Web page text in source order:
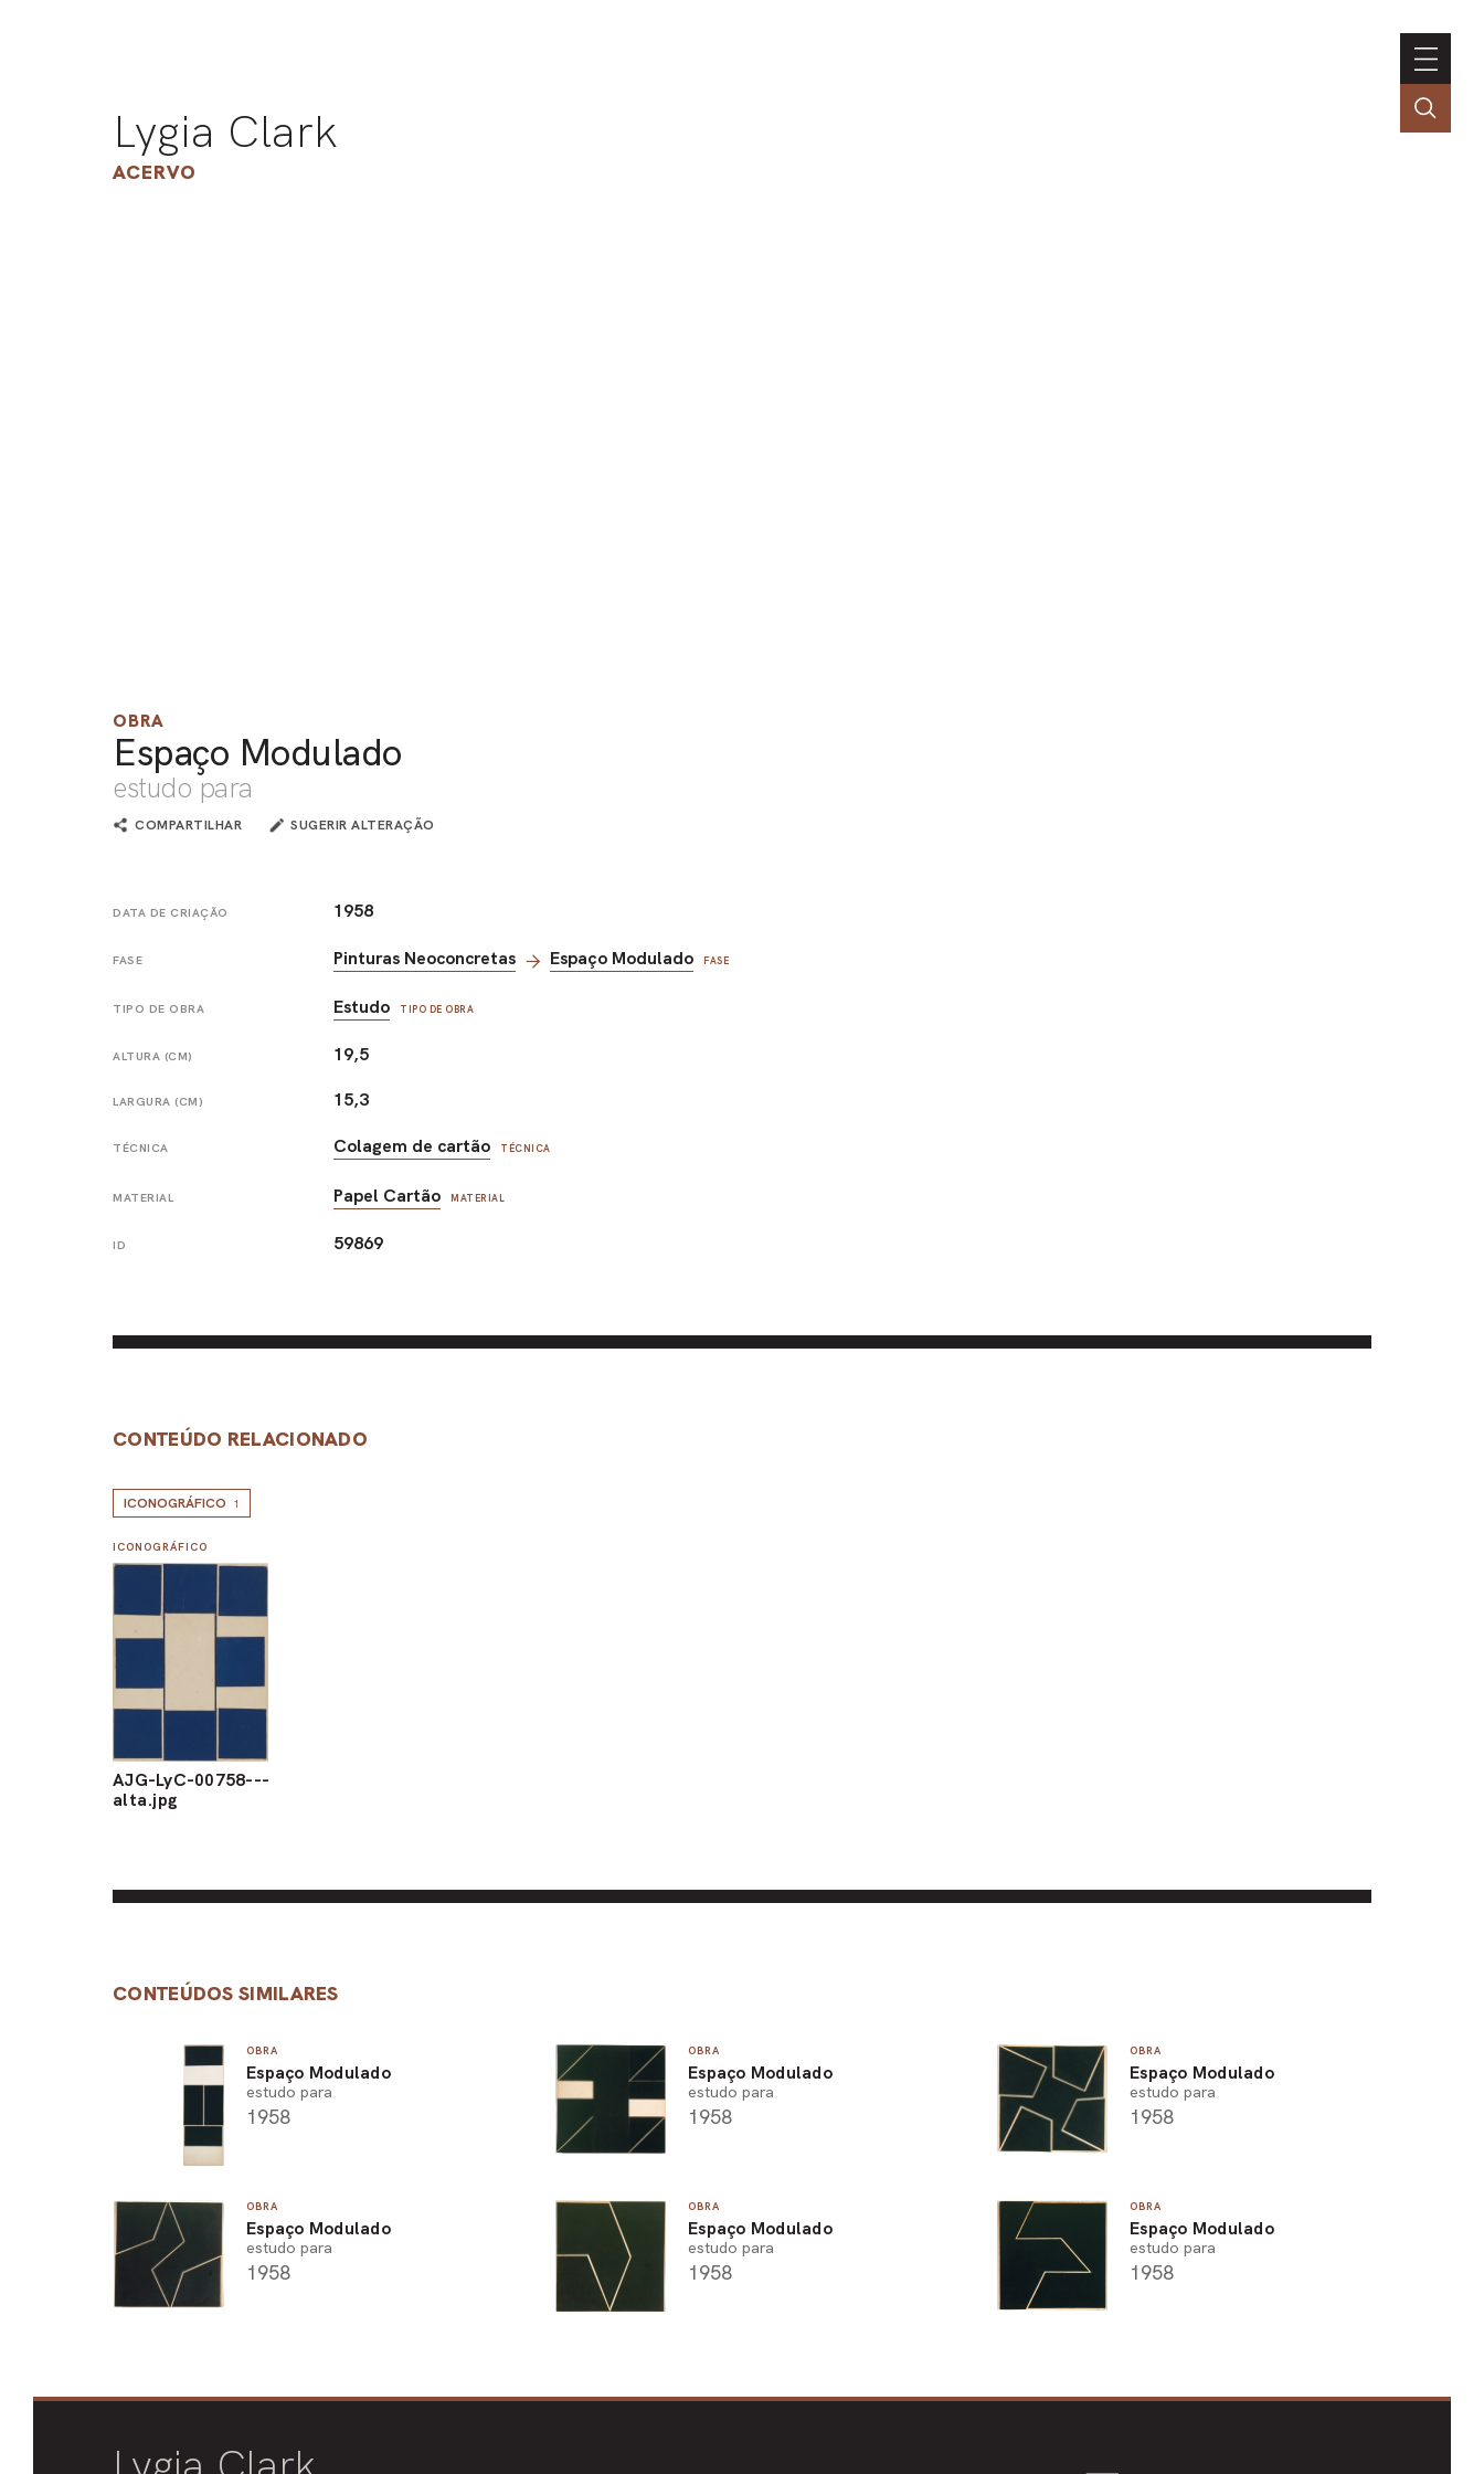
Lygia Clark
ACERVO
OBRA
Espaço Modulado
estudo para
COMPARTILHAR SUGERIR ALTERAÇÃO
DATA DE CRIAÇÃO 1958
FASE Pinturas Neoconcretas Espaço Modulado FASE
TIPO DE OBRA Estudo TIPO DE OBRA
ALTURA (CM) 19,5
LARGURA (CM) 15,3
TÉCNICA Colagem de cartão TÉCNICA
MATERIAL Papel Cartão MATERIAL
ID 59869
CONTEÚDO RELACIONADO
ICONOGRÁFICO 1
ICONOGRÁFICO
AJG-LyC-00758---
alta.jpg
CONTEÚDOS SIMILARES
OBRA
Espaço Modulado
estudo para
1958
OBRA
Espaço Modulado
estudo para
1958
OBRA
Espaço Modulado
estudo para
1958
OBRA
Espaço Modulado
estudo para
1958
OBRA
Espaço Modulado
estudo para
1958
OBRA
Espaço Modulado
estudo para
1958